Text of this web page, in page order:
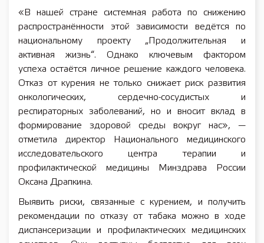
«В нашей стране системная работа по снижению
распространённости этой зависимости ведётся по
национальному проекту „Продолжительная и
активная жизнь“. Однако ключевым фактором
успеха остаётся личное решение каждого человека.
Отказ от курения не только снижает риск развития
онкологических, сердечно-сосудистых и
респираторных заболеваний, но и вносит вклад в
формирование здоровой среды вокруг нас», —
отметила директор Национального медицинского
исследовательского центра терапии и
профилактической медицины Минздрава России
Оксана Драпкина.
Выявить риски, связанные с курением, и получить
рекомендации по отказу от табака можно в ходе
диспансеризации и профилактических медицинских